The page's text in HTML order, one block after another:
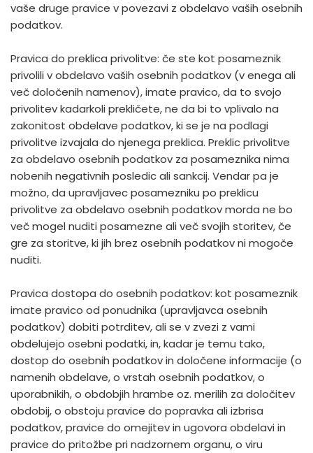
vaše druge pravice v povezavi z obdelavo vaših osebnih
podatkov.
Pravica do preklica privolitve: če ste kot posameznik
privolili v obdelavo vaših osebnih podatkov (v enega ali
več določenih namenov), imate pravico, da to svojo
privolitev kadarkoli prekličete, ne da bi to vplivalo na
zakonitost obdelave podatkov, ki se je na podlagi
privolitve izvajala do njenega preklica. Preklic privolitve
za obdelavo osebnih podatkov za posameznika nima
nobenih negativnih posledic ali sankcij. Vendar pa je
možno, da upravljavec posamezniku po preklicu
privolitve za obdelavo osebnih podatkov morda ne bo
več mogel nuditi posamezne ali več svojih storitev, če
gre za storitve, ki jih brez osebnih podatkov ni mogoče
nuditi.
Pravica dostopa do osebnih podatkov: kot posameznik
imate pravico od ponudnika (upravljavca osebnih
podatkov) dobiti potrditev, ali se v zvezi z vami
obdelujejo osebni podatki, in, kadar je temu tako,
dostop do osebnih podatkov in določene informacije (o
namenih obdelave, o vrstah osebnih podatkov, o
uporabnikih, o obdobjih hrambe oz. merilih za določitev
obdobij, o obstoju pravice do popravka ali izbrisa
podatkov, pravice do omejitev in ugovora obdelavi in
pravice do pritožbe pri nadzornem organu, o viru